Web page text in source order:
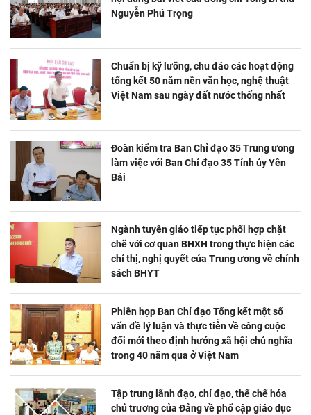
Nguyễn Phú Trọng
Chuẩn bị kỹ lưỡng, chu đáo các hoạt động
tổng kết 50 năm nền văn học, nghệ thuật
Việt Nam sau ngày đất nước thống nhất
Đoàn kiểm tra Ban Chỉ đạo 35 Trung ương
làm việc với Ban Chỉ đạo 35 Tỉnh ủy Yên
Bái
Ngành tuyên giáo tiếp tục phối hợp chặt
chẽ với cơ quan BHXH trong thực hiện các
chỉ thị, nghị quyết của Trung ương về chính
sách BHYT
Phiên họp Ban Chỉ đạo Tổng kết một số
vấn đề lý luận và thực tiễn về công cuộc
đổi mới theo định hướng xã hội chủ nghĩa
trong 40 năm qua ở Việt Nam
Tập trung lãnh đạo, chỉ đạo, thể chế hóa
chủ trương của Đảng về phổ cập giáo dục